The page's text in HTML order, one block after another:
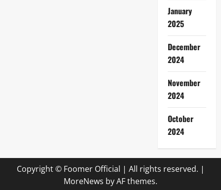
January
2025
December
2024
November
2024
October
2024
Copyright © Foomer Official | All rights reserved. |
MoreNews by AF themes.